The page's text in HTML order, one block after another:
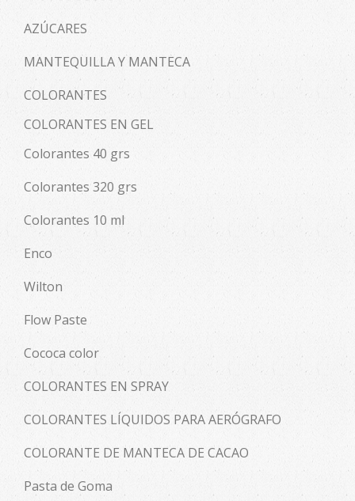
AZÚCARES
MANTEQUILLA Y MANTECA
COLORANTES
COLORANTES EN GEL
Colorantes 40 grs
Colorantes 320 grs
Colorantes 10 ml
Enco
Wilton
Flow Paste
Cococa color
COLORANTES EN SPRAY
COLORANTES LÍQUIDOS PARA AERÓGRAFO
COLORANTE DE MANTECA DE CACAO
Pasta de Goma